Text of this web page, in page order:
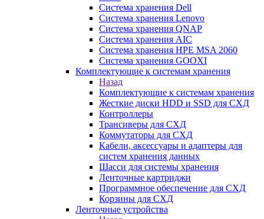
Система хранения Dell
Система хранения Lenovo
Система хранения QNAP
Система хранения AIC
Система хранения HPE MSA 2060
Система хранения GOOXI
Комплектующие к системам хранения
Назад
Комплектующие к системам хранения
Жесткие диски HDD и SSD для СХД
Контроллеры
Трансиверы для СХД
Коммутаторы для СХД
Кабели, аксессуары и адаптеры для
систем хранения данных
Шасси для системы хранения
Ленточные картриджи
Программное обеспечение для СХД
Корзины для СХД
Ленточные устройства